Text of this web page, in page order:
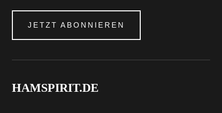
JETZT ABONNIEREN
HAMSPIRIT.DE